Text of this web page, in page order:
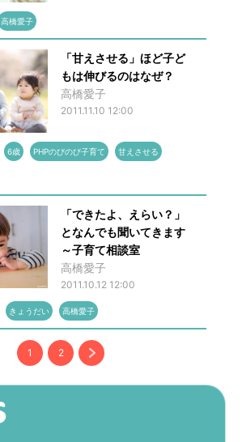
高橋愛子
「甘えさせる」ほど子ど
もは伸びるのはなぜ？
高橋愛子
2011.11.10 12:00
6歳 PHPのびのび子育て 甘えさせる
「できたよ、えらい？」
となんでも聞いてきます
～子育て相談室
高橋愛子
2011.10.12 12:00
きょうだい 高橋愛子
1 2